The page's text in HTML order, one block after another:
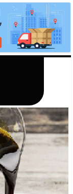
1,500,000تومان
رب